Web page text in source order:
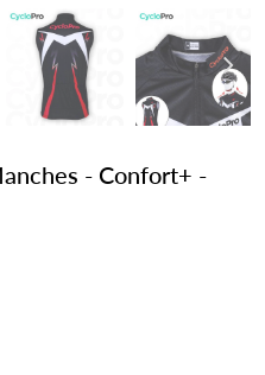
- Confort+ -